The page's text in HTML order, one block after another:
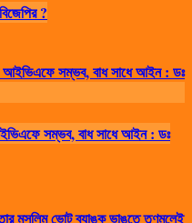
?
সম্ভব, বাধ সাধে আইন : ডঃ